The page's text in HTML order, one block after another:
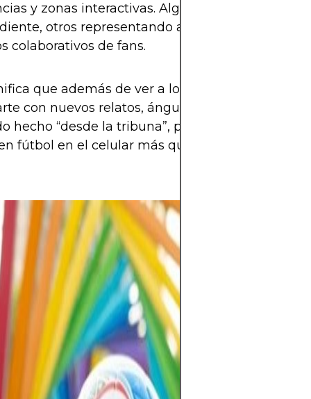
y zonas interactivas. Algunos lo harán de
otros representando a startups de medios
colaborativos de fans.
que además de ver a los de siempre, vas a
con nuevos relatos, ángulos originales y
hecho “desde la tribuna”, pensado para los
fútbol en el celular más que en la TV.